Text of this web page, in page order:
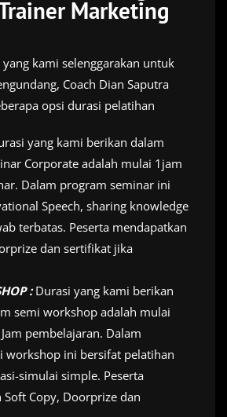
Marketing
kami selenggarakan untuk
Coach Dian Saputra
opsi durasi pelatihan
yang kami berikan dalam
Corporate adalah mulai 1jam
Dalam program seminar ini
Speech, sharing knowledge
terbatas. Peserta mendapatkan
dan sertifikat jika
:Durasi yang kami berikan
semi workshop adalah mulai
pembelajaran. Dalam
workshop ini bersifat pelatihan
simulai simple. Peserta
Copy, Doorprize dan